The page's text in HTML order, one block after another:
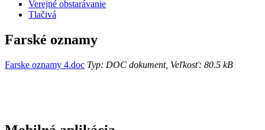
Verejné obstarávanie
Tlačivá
Farské oznamy
Farske oznamy 4.doc Typ: DOC dokument, Veľkosť: 80.5 kB